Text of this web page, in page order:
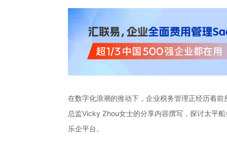
在数字化浪潮的推动下，企业税务管理正经历着
总监Vicky Zhou女士的分享内容撰写，探讨太平
乐企平台。